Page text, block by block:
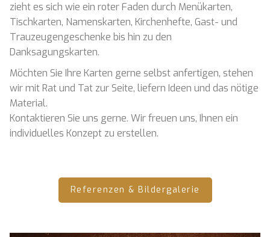
zieht es sich wie ein roter Faden durch Menükarten,
Tischkarten, Namenskarten, Kirchenhefte, Gast- und
Trauzeugengeschenke bis hin zu den
Danksagungskarten.
Möchten Sie Ihre Karten gerne selbst anfertigen, stehen
wir mit Rat und Tat zur Seite, liefern Ideen und das nötige
Material.
Kontaktieren Sie uns gerne. Wir freuen uns, Ihnen ein
individuelles Konzept zu erstellen.
Referenzen & Bildergalerie